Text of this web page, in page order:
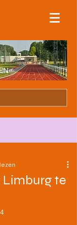
Limburg te
uit 5 sterren.